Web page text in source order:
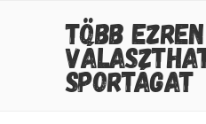
TÖBB EZREN
SPORTÁGAT